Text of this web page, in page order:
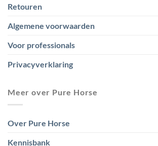
Retouren
Algemene voorwaarden
Voor professionals
Privacyverklaring
Meer over Pure Horse
Over Pure Horse
Kennisbank